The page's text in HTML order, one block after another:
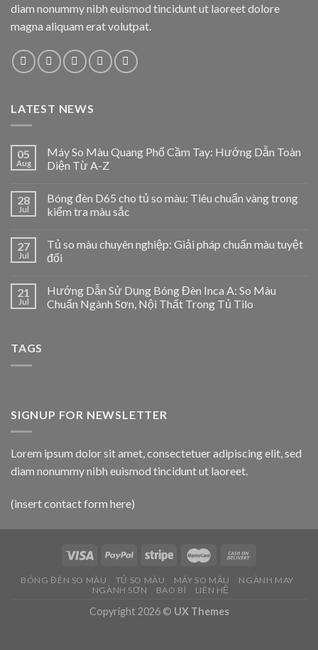
diam nonummy nibh euismod tincidunt ut laoreet dolore
magna aliquam erat volutpat.
LATEST NEWS
05
Aug
Máy So Màu Quang Phổ Cầm Tay: Hướng Dẫn Toàn
Diện Từ A-Z
28
Jul
Bóng đèn D65 cho tủ so màu: Tiêu chuẩn vàng trong
kiểm tra màu sắc
27
Jul
Tủ so màu chuyên nghiệp: Giải pháp chuẩn màu tuyệt
đối
21
Jul
Hướng Dẫn Sử Dụng Bóng Đèn Inca A: So Màu
Chuẩn Ngành Sơn, Nội Thất Trong Tủ Tilo
TAGS
SIGNUP FOR NEWSLETTER
Lorem ipsum dolor sit amet, consectetuer adipiscing elit, sed
diam nonummy nibh euismod tincidunt ut laoreet.
(insert contact form here)
BÓNG ĐÈN SO MÀU TỦ SO MÀU MÁY SO MÀU
NGÀNH MAY
NGÀNH SƠN
BAO BÌ LIÊN HỆ
Copyright 2026 © UX Themes